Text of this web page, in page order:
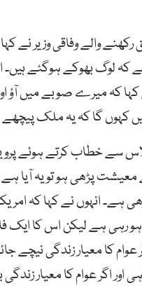
والے وفاقی وزیر نے
کہ لوگ بھوکے ہوگئے ہیں۔
کہ میرے صوبے میں آؤ
کہوں گا کہ یہ ملک پیچھے
سے خطاب کرتے ہوئے
معیشت پڑھی ہو تو یہ آیا
ہے۔ انہوں نے کہا کہ
رہی ہے لیکن اس کا ایک
عوام کا معیار زندگی نیچے
اور اگر عوام کا معیار